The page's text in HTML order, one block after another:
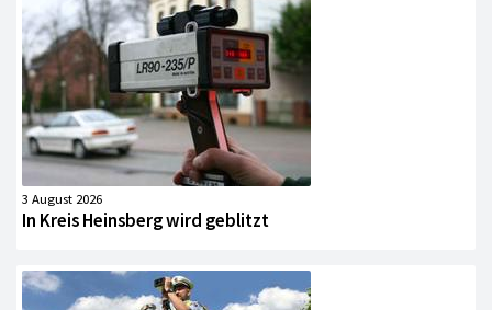
3 August 2026
In Kreis Heinsberg wird geblitzt